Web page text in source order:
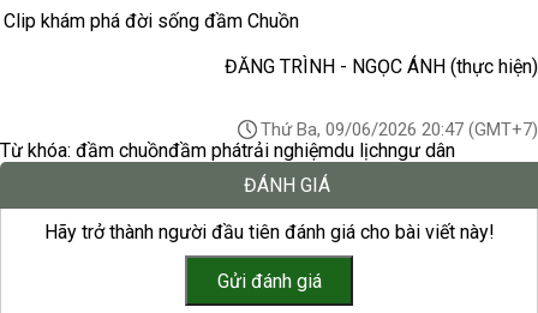
Clip khám phá đời sống đầm Chuồn
ĐĂNG TRÌNH - NGỌC ÁNH (thực hiện)
Thứ Ba, 09/06/2026 20:47 (GMT+7)
Từ khóa: đầm chuồnđầm phátrải nghiệmdu lịchngư dân
ĐÁNH GIÁ
Hãy trở thành người đầu tiên đánh giá cho bài viết này!